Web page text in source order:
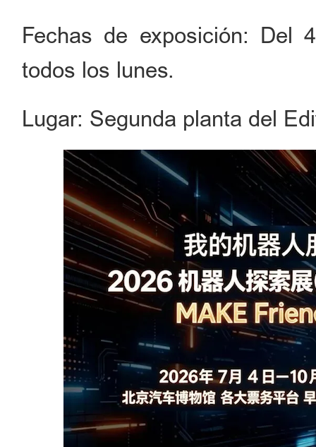
Fechas de exposición: Del
todos los lunes.
Lugar: Segunda planta del